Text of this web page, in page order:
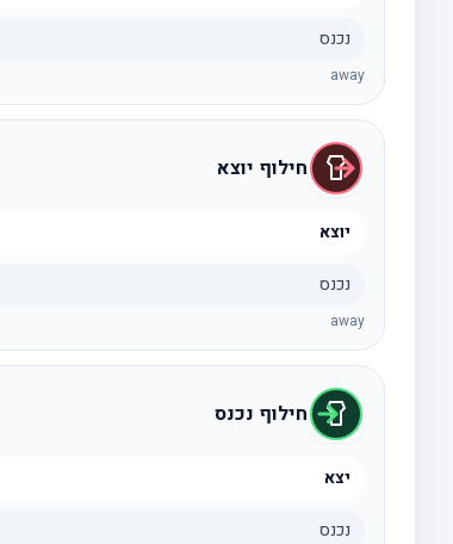
נכנס
away
חילוף יוצא
יוצא
נכנס
away
חילוף נכנס
יצא
נכנס